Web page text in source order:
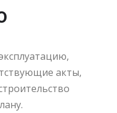
акты,